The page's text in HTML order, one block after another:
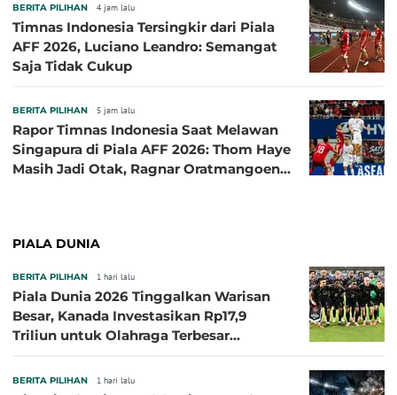
BERITA PILIHAN 4 jam lalu
Timnas Indonesia Tersingkir dari Piala
AFF 2026, Luciano Leandro: Semangat
Saja Tidak Cukup
BERITA PILIHAN 5 jam lalu
Rapor Timnas Indonesia Saat Melawan
Singapura di Piala AFF 2026: Thom Haye
Masih Jadi Otak, Ragnar Oratmangoen
PIALA DUNIA
BERITA PILIHAN 1 hari lalu
Piala Dunia 2026 Tinggalkan Warisan
Besar, Kanada Investasikan Rp17,9
Triliun untuk Olahraga Terbesar
BERITA PILIHAN 1 hari lalu